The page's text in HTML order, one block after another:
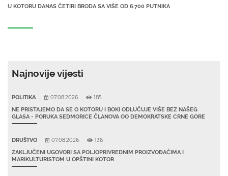
U KOTORU DANAS ČETIRI BRODA SA VIŠE OD 6.700 PUTNIKA
Najnovije vijesti
POLITIKA 07.08.2026 185
NE PRISTAJEMO DA SE O KOTORU I BOKI ODLUČUJE VIŠE BEZ NAŠEG
GLASA - PORUKA SEDMORICE ČLANOVA OO DEMOKRATSKE CRNE GORE
DRUŠTVO 07.08.2026 136
ZAKLJUČENI UGOVORI SA POLJOPRIVREDNIM PROIZVOĐAČIMA I
MARIKULTURISTOM U OPŠTINI KOTOR